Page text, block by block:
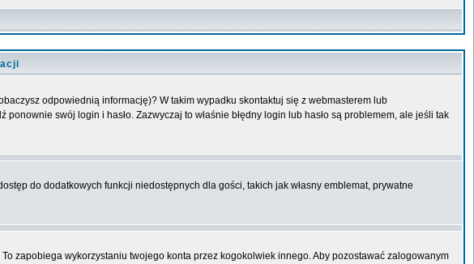
odpowiednią informację)? W takim wypadku skontaktuj się z webmasterem lub
swój login i hasło. Zazwyczaj to właśnie błędny login lub hasło są problemem, ale jeśli tak
do dodatkowych funkcji niedostępnych dla gości, takich jak własny emblemat, prywatne
zapobiega wykorzystaniu twojego konta przez kogokolwiek innego. Aby pozostawać zalogowanym